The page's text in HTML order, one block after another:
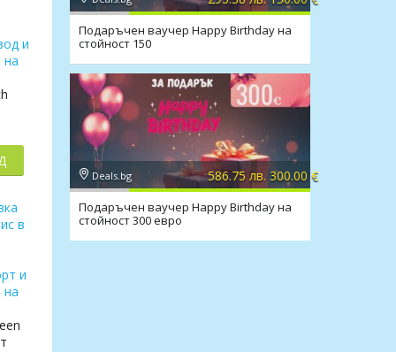
Подаръчен ваучер Happy Birthday на
стойност 150
Deals.bg 586.75 лв. 300.00 €
Подаръчен ваучер Happy Birthday на
стойност 300 евро